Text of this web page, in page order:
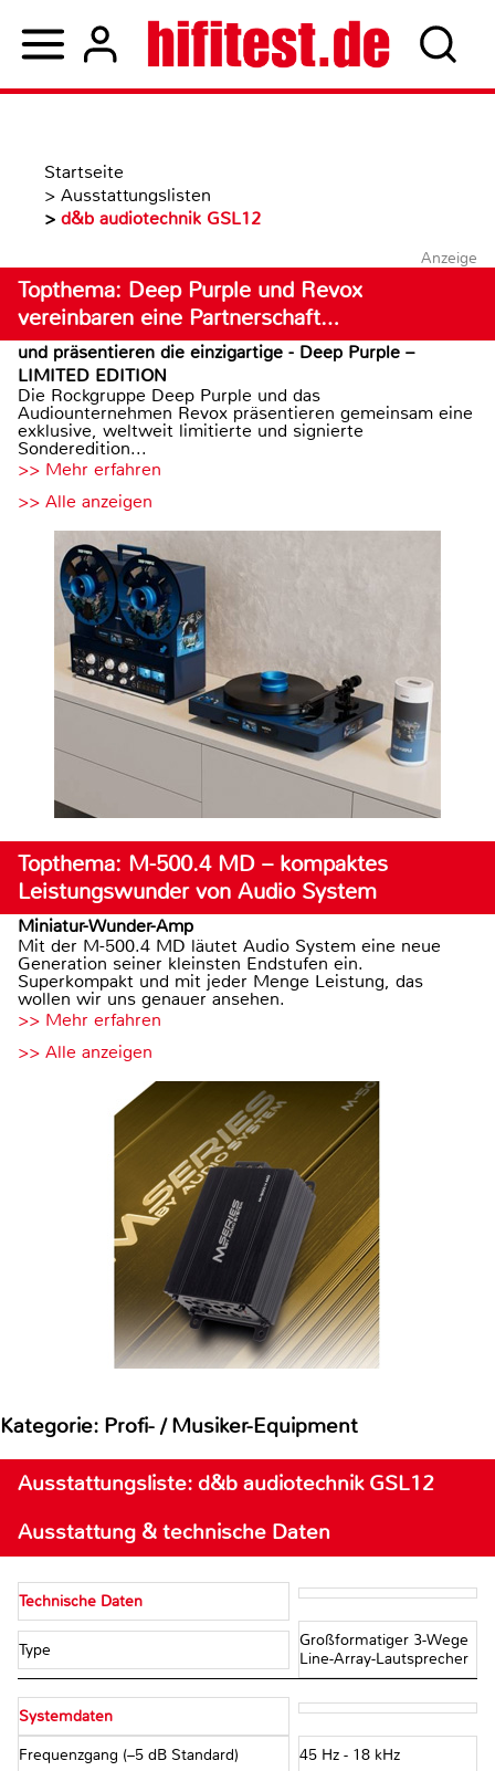
Startseite
> Ausstattungslisten
> d&b audiotechnik GSL12
Anzeige
Topthema: Deep Purple und Revox
vereinbaren eine Partnerschaft…
und präsentieren die einzigartige - Deep Purple –
LIMITED EDITION
Die Rockgruppe Deep Purple und das
Audiounternehmen Revox präsentieren gemeinsam eine
exklusive, weltweit limitierte und signierte
Sonderedition...
>> Mehr erfahren
>> Alle anzeigen
Topthema: M-500.4 MD – kompaktes
Leistungswunder von Audio System
Miniatur-Wunder-Amp
Mit der M-500.4 MD läutet Audio System eine neue
Generation seiner kleinsten Endstufen ein.
Superkompakt und mit jeder Menge Leistung, das
wollen wir uns genauer ansehen.
>> Mehr erfahren
>> Alle anzeigen
Kategorie: Profi- / Musiker-Equipment
Ausstattungsliste: d&b audiotechnik GSL12
Ausstattung & technische Daten
Technische Daten
Type
Großformatiger 3-Wege
Line-Array-Lautsprecher
Systemdaten
Frequenzgang (–5 dB Standard) 45 Hz - 18 kHz